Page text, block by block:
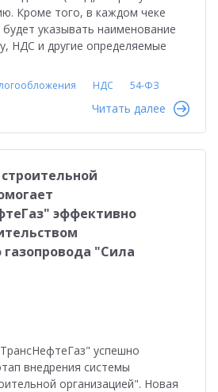
Кроме того, в каждом чеке
указывать наименование
НДС и другие определяемые
НДС 54-ФЗ
Читать далее
эффективно
газопровода "Сила
успешно
внедрения системы
организацией". Новая